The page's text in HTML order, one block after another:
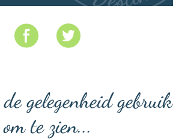
gelegenheid gebruik
om te zien...